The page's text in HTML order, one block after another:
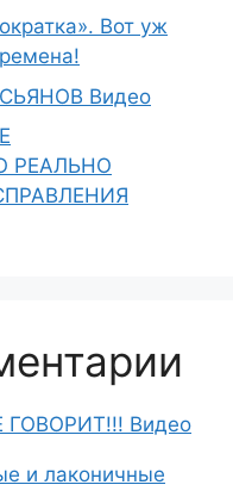
Вот уж
Видео
РЕАЛЬНО
Видео
и лаконичные